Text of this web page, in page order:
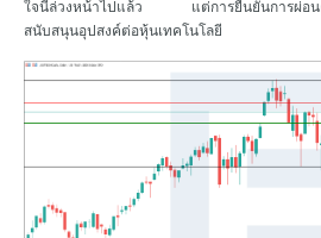
ใจนี้ล่วงหน้าไปแล้ว แต่การยืนยันการผ่อนค
สนับสนุนอุปสงค์ต่อหุ้นเทคโนโลยี